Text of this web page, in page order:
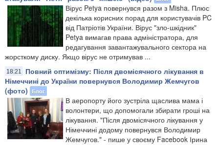
Вірус Petya повернувся разом з Misha. Плюс
декілька корисних порад для користувачів PC
від Патріотів України. Вірус "зло-шкідник"
Petya вимагав права адміністратора, для
редагування завантажувального сектора на
жорсткому диску. Якщо вірус не отримував ...
18:21
Повний оптимізму: Після двомісячного лікування в
Німеччині до України повернувся Володимир Жемчугов
(фото)
Блог
В аеропорту його зустріла щаслива мама і
волонтери, що допомогали збирати гроші на
лікування. "Після двомісячного лікування у
Німеччині додому повернувся Володимир
Жемчугов." - пише у своєму Facebook Ірина